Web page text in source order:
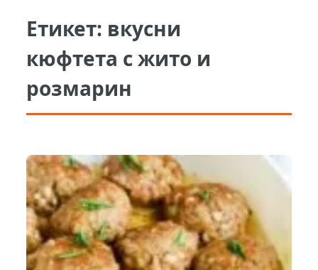
Етикет: вкусни
кюфтета с жито и
розмарин